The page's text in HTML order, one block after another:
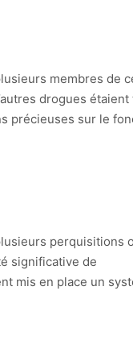
membres de
drogues
précieuses sur le
perquisitions
significative de
mis en place un